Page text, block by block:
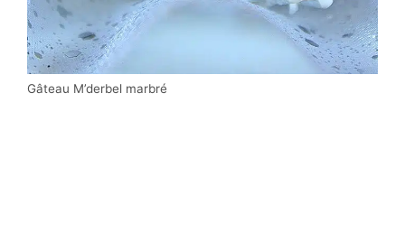
Gâteau M’derbel marbré